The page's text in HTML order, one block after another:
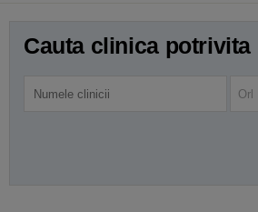
Cauta clinica potrivita
Orl